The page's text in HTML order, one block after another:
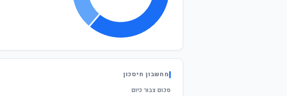
מחשבון חיסכון
סכום צבור כיום